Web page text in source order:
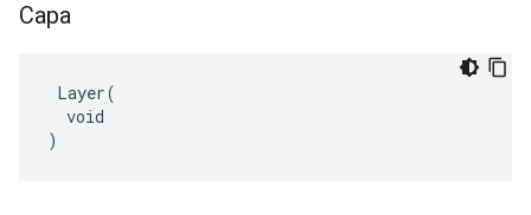
Capa
Layer(
  void
)